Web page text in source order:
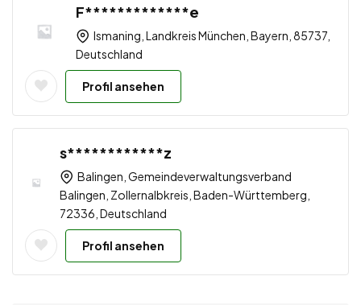
F*************e
Ismaning, Landkreis München, Bayern, 85737,
Deutschland
Profil ansehen
s************z
Balingen, Gemeindeverwaltungsverband
Balingen, Zollernalbkreis, Baden-Württemberg,
72336, Deutschland
Profil ansehen